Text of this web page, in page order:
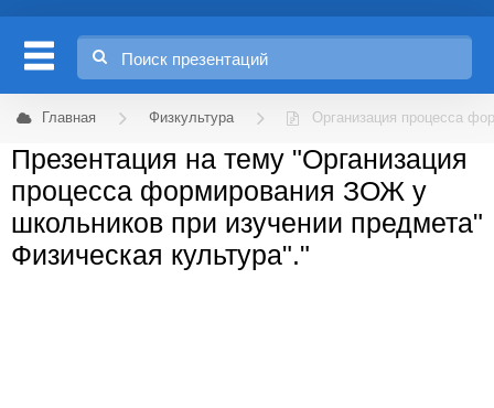
Главная Физкультура Организация процесса
Презентация на тему "Организация
процесса формирования ЗОЖ у
школьников при изучении предмета"
Физическая культура"."